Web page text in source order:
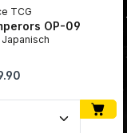
Wert ein
TCG
OP-09
Display | Japanisch
Preis:
Anzahl: Gib